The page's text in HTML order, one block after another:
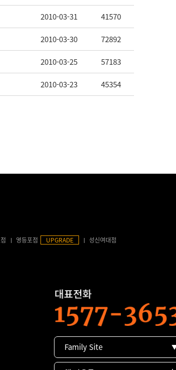
2010-03-31 41570
2010-03-30 72892
2010-03-25 57183
2010-03-23 45354
영등포점 UPGRADE 성신여대점
Family Site